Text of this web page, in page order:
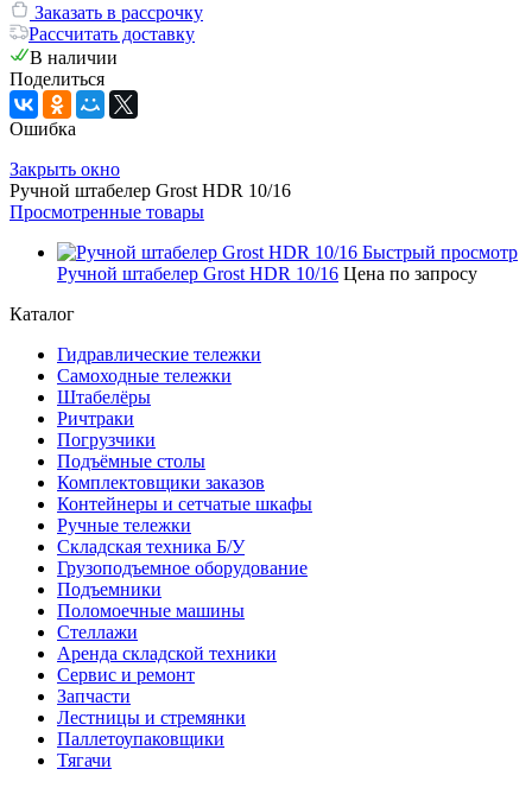
Заказать в рассрочку
Рассчитать доставку
В наличии
Поделиться
Ошибка
Закрыть окно
Ручной штабелер Grost HDR 10/16
Просмотренные товары
Быстрый просмотр
Ручной штабелер Grost HDR 10/16 Цена по запросу
Каталог
Гидравлические тележки
Самоходные тележки
Штабелёры
Ричтраки
Погрузчики
Подъёмные столы
Комплектовщики заказов
Контейнеры и сетчатые шкафы
Ручные тележки
Складская техника Б/У
Грузоподъемное оборудование
Подъемники
Поломоечные машины
Стеллажи
Аренда складской техники
Сервис и ремонт
Запчасти
Лестницы и стремянки
Паллетоупаковщики
Тягачи